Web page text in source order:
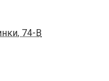
74-В